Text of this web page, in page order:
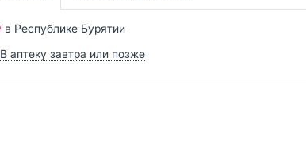
в Республике Бурятии
В аптеку завтра или позже